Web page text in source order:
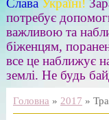
Слава Україні!
потребує
важливою та
біженцям,
все це наближує
землі. Не будь
Головна » 2017 »